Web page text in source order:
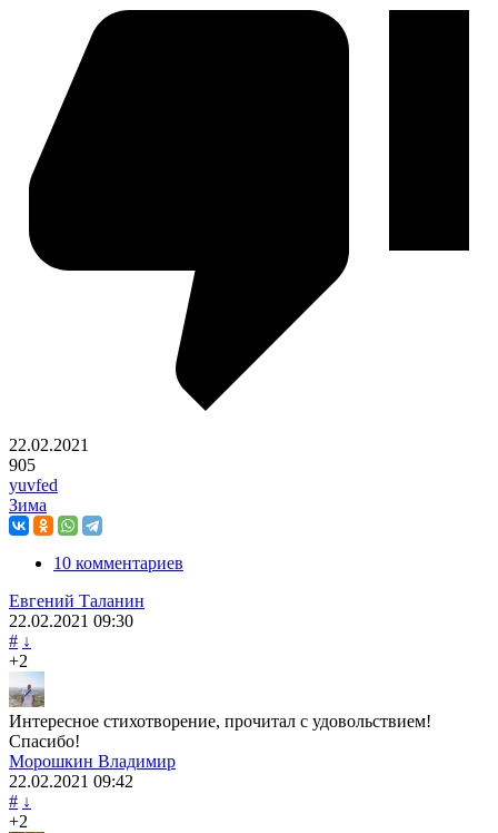
22.02.2021
905
yuvfed
Зима
10 комментариев
Евгений Таланин
22.02.2021 09:30
# ↓
+2
Интересное стихотворение, прочитал с удовольствием!
Спасибо!
Морошкин Владимир
22.02.2021 09:42
# ↓
+2